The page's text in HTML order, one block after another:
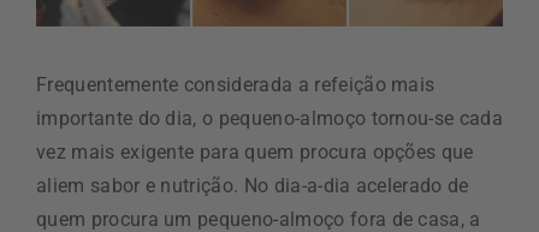
Frequentemente considerada a refeição mais
importante do dia, o pequeno-almoço tornou-se cada
vez mais exigente para quem procura opções que
aliem sabor e nutrição. No dia-a-dia acelerado de
quem procura um pequeno-almoço fora de casa, a